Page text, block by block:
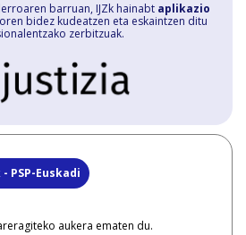
barruan, IJZk hainabt aplikazio
bidez kudeatzen eta eskaintzen ditu
zerbitzuak.
PSP-Euskadi
aukera ematen du.